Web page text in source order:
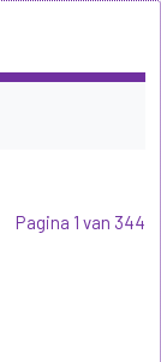
Pagina 1 van 344